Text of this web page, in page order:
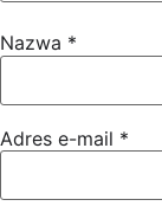
Nazwa *
Adres e-mail *